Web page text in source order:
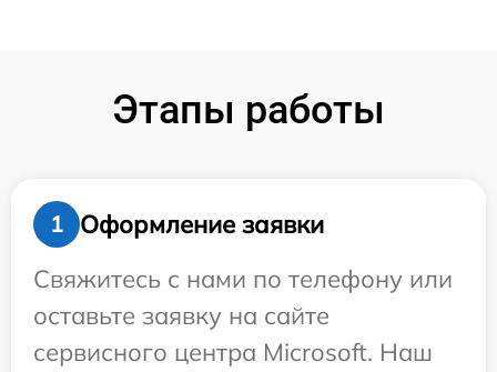
Этапы работы
1
Оформление заявки
Свяжитесь с нами по телефону или
оставьте заявку на сайте
сервисного центра Microsoft. Наш